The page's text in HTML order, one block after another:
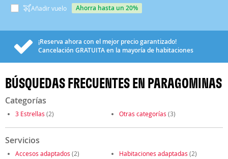
Añadir vuelo ahorra hasta un 20%
¡Reserva ahora con el mejor precio garantizado!
Cancelación GRATUITAen la mayoría de habitaciones
BÚSQUEDAS FRECUENTES EN PARAGOMINAS
Categorías
3 Estrellas (2) Otras categorías (3)
Servicios
Accesos adaptados (2) Habitaciones adaptadas (2)